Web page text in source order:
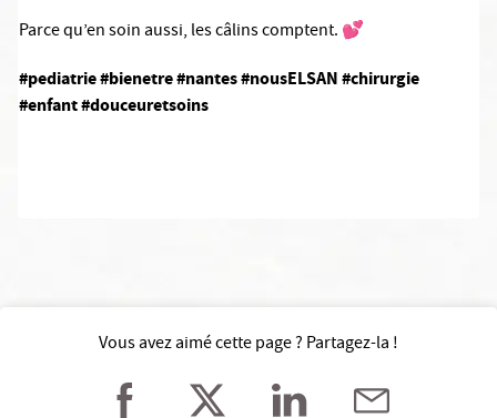
Parce qu’en soin aussi, les câlins comptent. 💕
#pediatrie#bienetre#nantes#nousELSAN#chirurgie
#enfant#douceuretsoins
Vous avez aimé cette page ? Partagez-la !